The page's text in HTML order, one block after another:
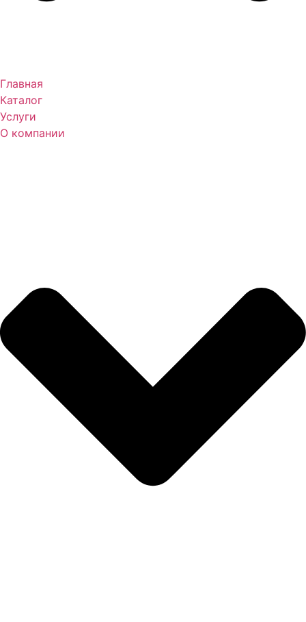
Главная
Каталог
Услуги
О компании